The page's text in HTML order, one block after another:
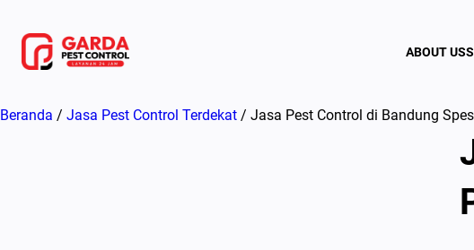
konten
ABOUT US
Beranda / Jasa Pest Control Terdekat / Jasa Pest Control di Bandung